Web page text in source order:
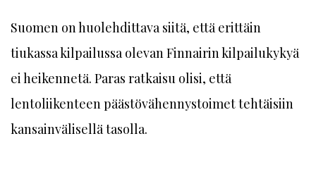
Suomen on huolehdittava siitä, että erittäin
tiukassa kilpailussa olevan Finnairin kilpailukykyä
ei heikennetä. Paras ratkaisu olisi, että
lentoliikenteen päästövähennystoimet tehtäisiin
kansainvälisellä tasolla.